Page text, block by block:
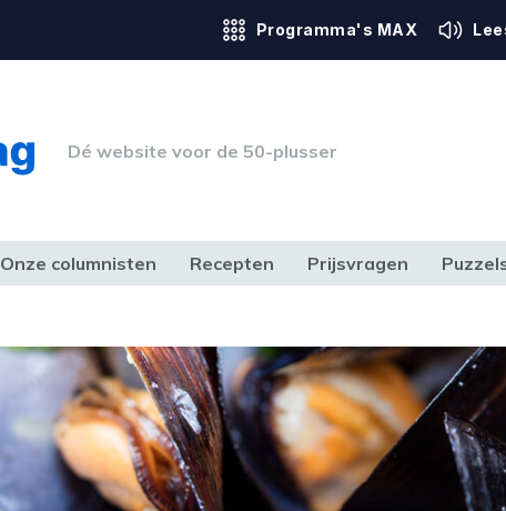
Programma's MAX
Dé website voor de 50-plusser
Onze columnisten Recepten Prijsvragen